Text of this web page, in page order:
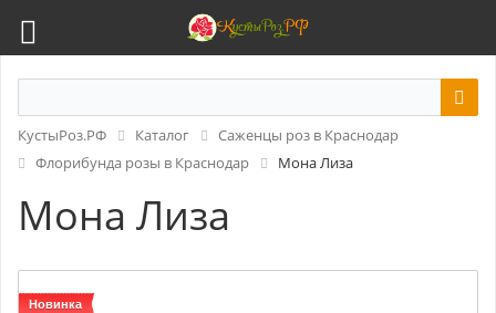
КустыРоз.РФ Каталог
Саженцы роз в Краснодар
Флорибунда розы в Краснодар
Мона Лиза
Мона Лиза
Новинка